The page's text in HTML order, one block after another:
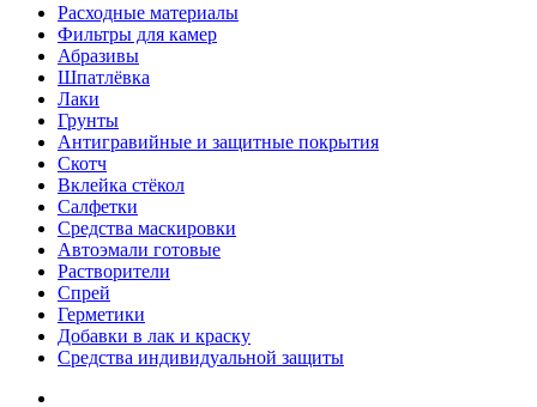
Расходные материалы
Фильтры для камер
Абразивы
Шпатлёвка
Лаки
Грунты
Антигравийные и защитные покрытия
Скотч
Вклейка стёкол
Салфетки
Средства маскировки
Автоэмали готовые
Растворители
Спрей
Герметики
Добавки в лак и краску
Средства индивидуальной защиты